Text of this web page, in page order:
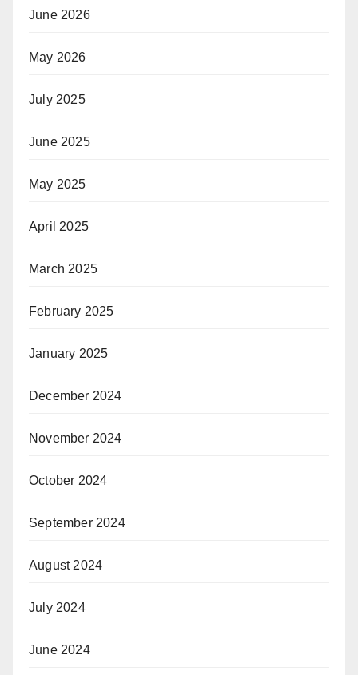
June 2026
May 2026
July 2025
June 2025
May 2025
April 2025
March 2025
February 2025
January 2025
December 2024
November 2024
October 2024
September 2024
August 2024
July 2024
June 2024